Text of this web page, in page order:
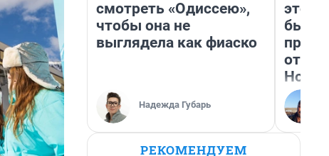
смотреть «Одиссею»,
чтобы она не
выглядела как фиаско
Надежда Губарь
этого
бьет
РЕКОМЕНДУЕМ